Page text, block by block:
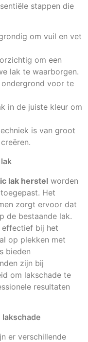
stappen die
om vuil en vet
om een
lak te waarborgen.
ondergrond voor te
in de juiste kleur om
is van groot
lak herstel worden
Het
zorgt ervoor dat
de bestaande lak.
effectief bij het
op plekken met
bieden
zijn bij
om lakschade te
resultaten
lakschade
er verschillende